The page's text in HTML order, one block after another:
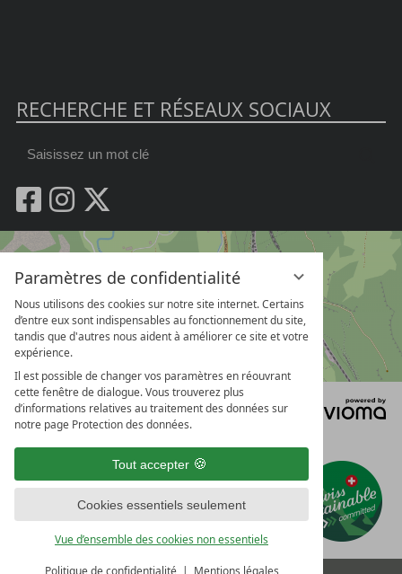
Paramètres de confidentialité
Nous utilisons des cookies sur notre site internet. Certains
d’entre eux sont indispensables au fonctionnement du site,
tandis que d'autres nous aident à améliorer ce site et votre
expérience.
Il est possible de changer vos paramètres en réouvrant
cette fenêtre de dialogue. Vous trouverez plus
d’informations relatives au traitement des données sur
notre page Protection des données.
Tout accepter
Cookies essentiels seulement
Vue d’ensemble des cookies non essentiels
Politique de confidentialité Mentions légales
RECHERCHE ET RÉSEAUX SOCIAUX
Saisissez
mot
clé